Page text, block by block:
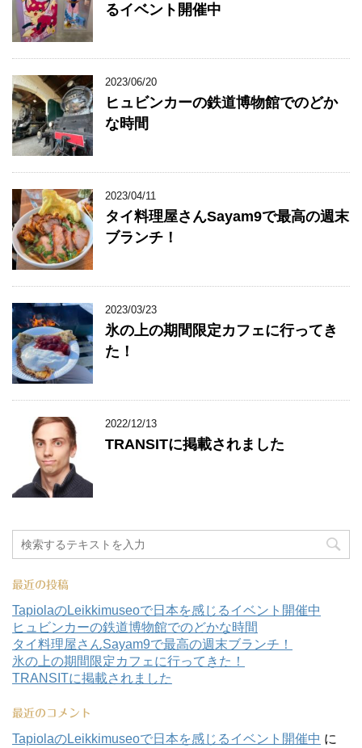
るイベント開催中
2023/06/20
ヒュビンカーの鉄道博物館でのどか
な時間
2023/04/11
タイ料理屋さんSayam9で最高の週末
ブランチ！
2023/03/23
氷の上の期間限定カフェに行ってき
た！
2022/12/13
TRANSITに掲載されました
最近の投稿
TapiolaのLeikkimuseoで日本を感じるイベント開催中
ヒュビンカーの鉄道博物館でのどかな時間
タイ料理屋さんSayam9で最高の週末ブランチ！
氷の上の期間限定カフェに行ってきた！
TRANSITに掲載されました
最近のコメント
TapiolaのLeikkimuseoで日本を感じるイベント開催中 に